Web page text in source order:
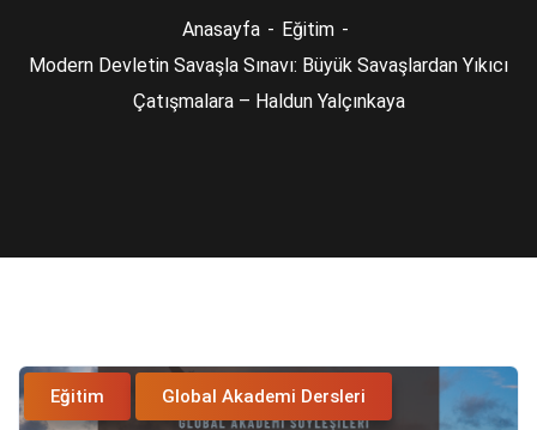
Anasayfa
Eğitim
Modern Devletin Savaşla Sınavı: Büyük Savaşlardan Yıkıcı
Çatışmalara – Haldun Yalçınkaya
Eğitim Global Akademi Dersleri